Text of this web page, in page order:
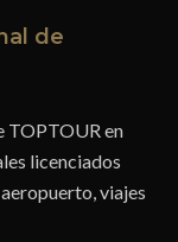
de
TOPTOUR en
licenciados
viajes